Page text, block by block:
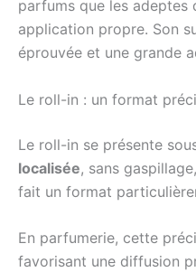
parfums que les adeptes
application propre. Son
éprouvée et une grande
Le roll-in : un format
Le roll-in se présente
localisée, sans
fait un format
En parfumerie, cette
favorisant une diffusion